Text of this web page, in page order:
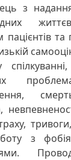
з
та
з